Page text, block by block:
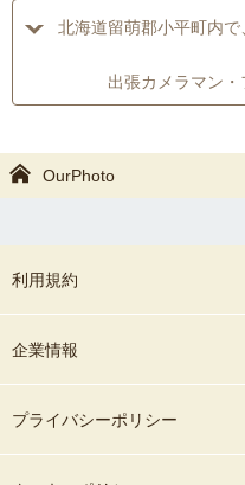
北海道留萌郡小平町内で
出張カメラマン
OurPhoto
利用規約
企業情報
プライバシーポリシー